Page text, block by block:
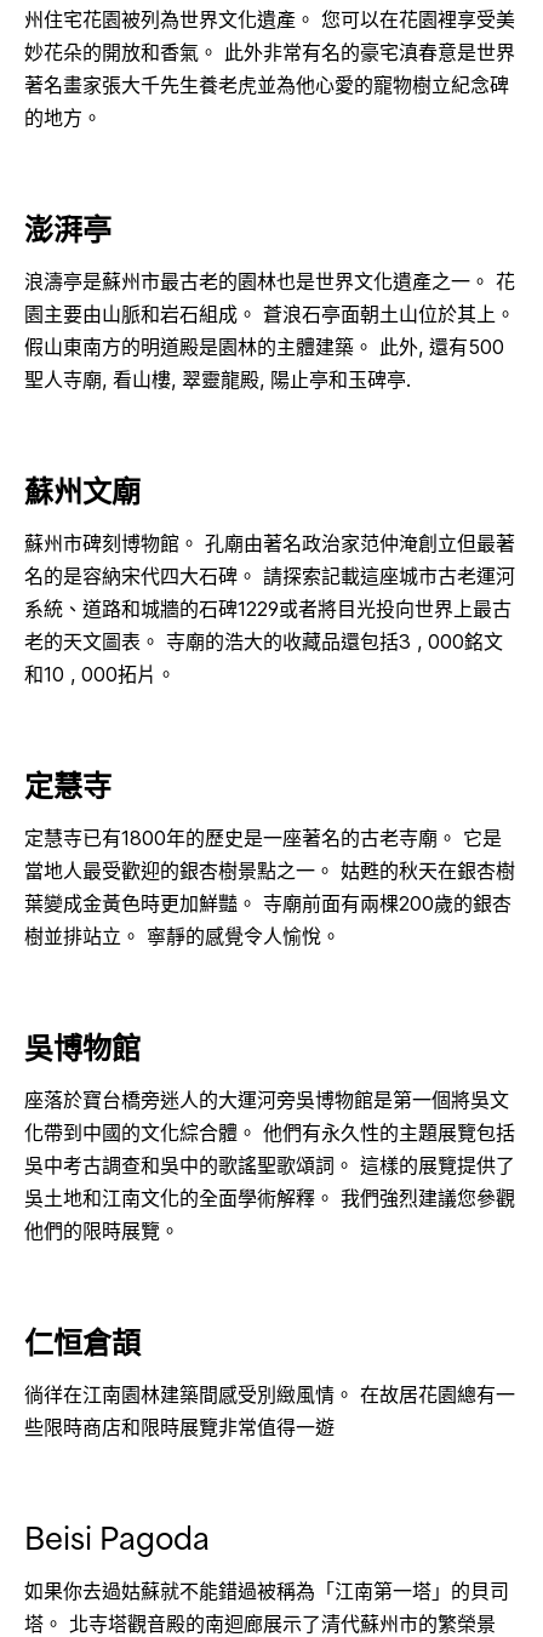
州住宅花園被列為世界文化遺產。 您可以在花園裡享受美
妙花朵的開放和香氣。 此外非常有名的豪宅滇春意是世界
著名畫家張大千先生養老虎並為他心愛的寵物樹立紀念碑
的地方。
澎湃亭
浪濤亭是蘇州市最古老的園林也是世界文化遺產之一。 花
園主要由山脈和岩石組成。 蒼浪石亭面朝土山位於其上。
假山東南方的明道殿是園林的主體建築。 此外, 還有500
聖人寺廟, 看山樓, 翠靈龍殿, 陽止亭和玉碑亭.
蘇州文廟
蘇州市碑刻博物館。 孔廟由著名政治家范仲淹創立但最著
名的是容納宋代四大石碑。 請探索記載這座城市古老運河
系統、道路和城牆的石碑1229或者將目光投向世界上最古
老的天文圖表。 寺廟的浩大的收藏品還包括3 , 000銘文
和10 , 000拓片。
定慧寺
定慧寺已有1800年的歷史是一座著名的古老寺廟。 它是
當地人最受歡迎的銀杏樹景點之一。 姑甦的秋天在銀杏樹
葉變成金黃色時更加鮮豔。 寺廟前面有兩棵200歲的銀杏
樹並排站立。 寧靜的感覺令人愉悅。
吳博物館
座落於寶台橋旁迷人的大運河旁吳博物館是第一個將吳文
化帶到中國的文化綜合體。 他們有永久性的主題展覽包括
吳中考古調查和吳中的歌謠聖歌頌詞。 這樣的展覽提供了
吳土地和江南文化的全面學術解釋。 我們強烈建議您參觀
他們的限時展覽。
仁恒倉頡
徜徉在江南園林建築間感受別緻風情。 在故居花園總有一
些限時商店和限時展覽非常值得一遊
Beisi Pagoda
如果你去過姑蘇就不能錯過被稱為「江南第一塔」的貝司
塔。 北寺塔觀音殿的南迴廊展示了清代蘇州市的繁榮景